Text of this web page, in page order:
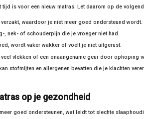
is voor een nieuw matras. Let daarom op de
waardoor je niet meer goed ondersteund wordt.
, nek- of schouderpijn die je vroeger niet had.
wordt vaker wakker of voelt je niet uitgerust.
vlekken of een onaangename geur door ophoping
stofmijten en allergenen bevatten die je klachten
op je gezondheid
goed ondersteunen, wat leidt tot slechte